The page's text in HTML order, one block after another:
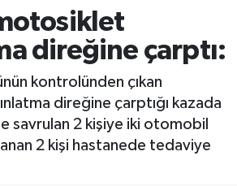
direğine çarptı:
kontrolünden çıkan
direğine çarptığı kazada
savrulan 2 kişiye iki otomobil
2 kişi hastanede tedaviye
Yoğunluk Haritası
Durumu ve Fikstür